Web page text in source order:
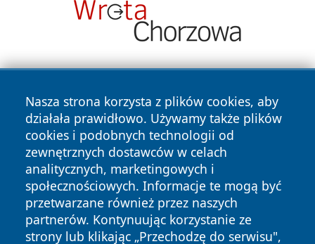
Nasza strona korzysta z plików cookies, aby
działała prawidłowo. Używamy także plików
cookies i podobnych technologii od
zewnętrznych dostawców w celach
analitycznych, marketingowych i
społecznościowych. Informacje te mogą być
przetwarzane również przez naszych
partnerów. Kontynuując korzystanie ze
strony lub klikając „Przechodzę do serwisu",
Copyright © 2026 echolegnica.pl Wszystkie prawa
zastrzeżone.
News Autorzy
Polityka
Prywatności
Polityka
Cookies